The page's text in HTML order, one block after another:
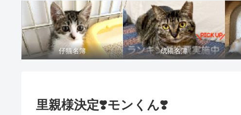
仔猫名簿 成猫名簿
里親様決定❣️モンくん❣️